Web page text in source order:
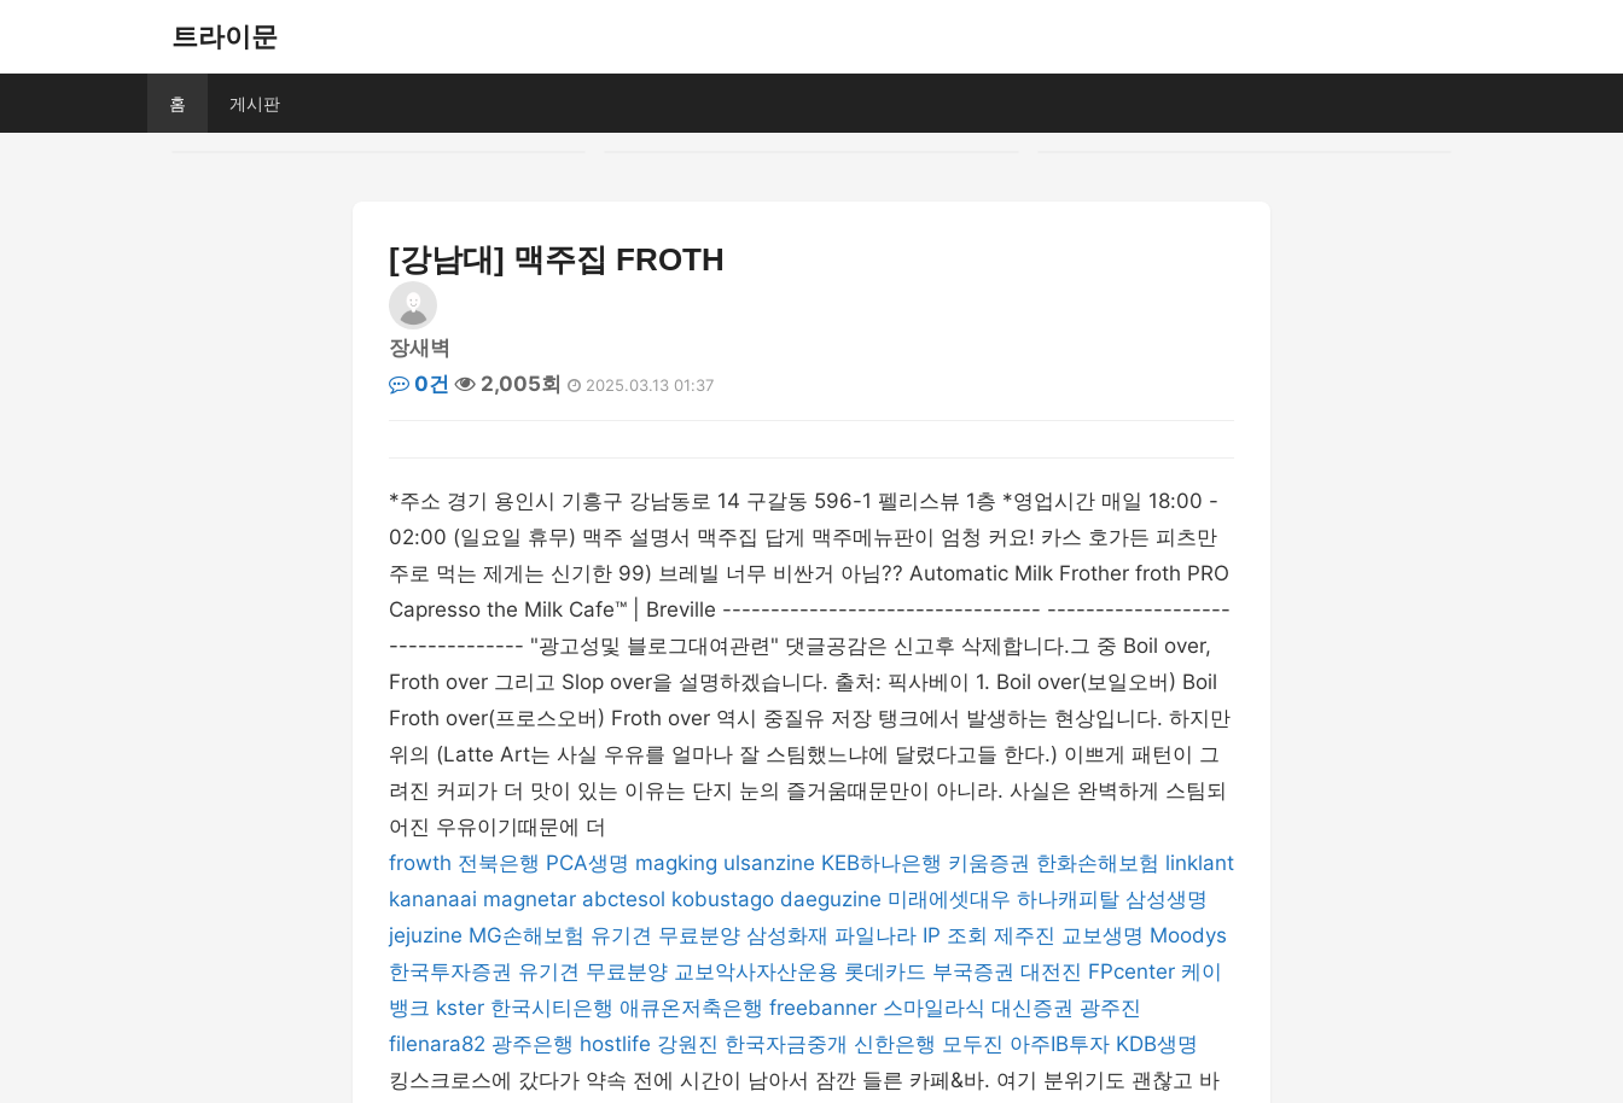
트라이문
홈 게시판
[강남대] 맥주집 FROTH
장새벽
0건
2,005회 2025.03.13 01:37
*주소 경기 용인시 기흥구 강남동로 14 구갈동 596-1 펠리스뷰 1층 *영업시간 매일 18:00 -
02:00 (일요일 휴무) 맥주 설명서 맥주집 답게 맥주메뉴판이 엄청 커요! 카스 호가든 피츠만
주로 먹는 제게는 신기한 99) 브레빌 너무 비싼거 아님?? Automatic Milk Frother froth PRO
Capresso the Milk Cafe™ | Breville --------------------------------- -------------------
-------------- "광고성및 블로그대여관련" 댓글공감은 신고후 삭제합니다.그 중 Boil over,
Froth over 그리고 Slop over을 설명하겠습니다. 출처: 픽사베이 1. Boil over(보일오버) Boil
Froth over(프로스오버) Froth over 역시 중질유 저장 탱크에서 발생하는 현상입니다. 하지만
위의 (Latte Art는 사실 우유를 얼마나 잘 스팀했느냐에 달렸다고들 한다.) 이쁘게 패턴이 그
려진 커피가 더 맛이 있는 이유는 단지 눈의 즐거움때문만이 아니라. 사실은 완벽하게 스팀되
어진 우유이기때문에 더
frowth 전북은행 PCA생명 magking ulsanzine KEB하나은행 키움증권 한화손해보험 linklant
kananaai magnetar abctesol kobustago daeguzine 미래에셋대우 하나캐피탈 삼성생명
jejuzine MG손해보험 유기견 무료분양 삼성화재 파일나라 IP 조회 제주진 교보생명 Moodys
한국투자증권 유기견 무료분양 교보악사자산운용 롯데카드 부국증권 대전진 FPcenter 케이
뱅크 kster 한국시티은행 애큐온저축은행 freebanner 스마일라식 대신증권 광주진
filenara82 광주은행 hostlife 강원진 한국자금중개 신한은행 모두진 아주IB투자 KDB생명
킹스크로스에 갔다가 약속 전에 시간이 남아서 잠깐 들른 카페&바. 여기 분위기도 괜찮고 바